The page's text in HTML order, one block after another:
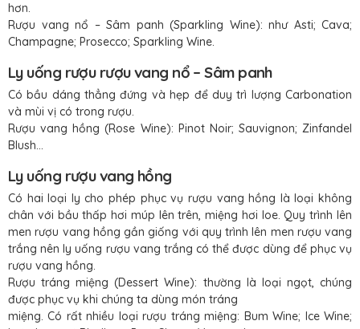
hơn.
Rượu vang nổ – Sâm panh (Sparkling Wine): như Asti; Cava;
Champagne; Prosecco; Sparkling Wine.
Ly uống rượu rượu vang nổ – Sâm panh
Có bầu dáng thẳng đứng và hẹp để duy trì lượng Carbonation
và mùi vị có trong rượu.
Rượu vang hồng (Rose Wine): Pinot Noir; Sauvignon; Zinfandel
Blush…
Ly uống rượu vang hồng
Có hai loại ly cho phép phục vụ rượu vang hồng là loại không
chân với bầu thấp hơi múp lên trên, miệng hơi loe. Quy trình lên
men rượu vang hồng gần giống với quy trình lên men rượu vang
trắng nên ly uống rượu vang trắng có thể được dùng để phục vụ
rượu vang hồng.
Rượu tráng miệng (Dessert Wine): thường là loại ngọt, chúng
được phục vụ khi chúng ta dùng món tráng
miệng. Có rất nhiều loại rượu tráng miệng: Bum Wine; Ice Wine;